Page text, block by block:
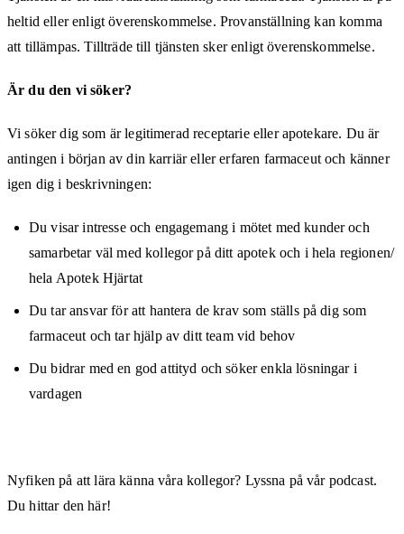
heltid eller enligt överenskommelse. Provanställning kan komma
att tillämpas. Tillträde till tjänsten sker enligt överenskommelse.
Är du den vi söker?
Vi söker dig som är legitimerad receptarie eller apotekare. Du är
antingen i början av din karriär eller erfaren farmaceut och känner
igen dig i beskrivningen:
Du visar intresse och engagemang i mötet med kunder och
samarbetar väl med kollegor på ditt apotek och i hela regionen/
hela Apotek Hjärtat
Du tar ansvar för att hantera de krav som ställs på dig som
farmaceut och tar hjälp av ditt team vid behov
Du bidrar med en god attityd och söker enkla lösningar i
vardagen
Nyfiken på att lära känna våra kollegor? Lyssna på vår podcast.
Du hittar den här!